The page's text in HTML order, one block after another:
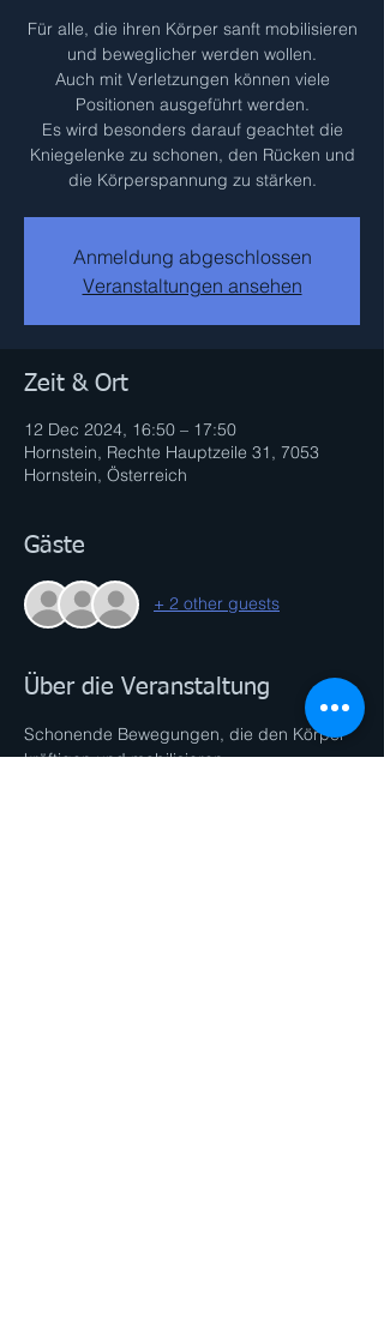
Für alle, die ihren Körper sanft mobilisieren
und beweglicher werden wollen.
Auch mit Verletzungen können viele
Positionen ausgeführt werden.
Es wird besonders darauf geachtet die
Kniegelenke zu schonen, den Rücken und
die Körperspannung zu stärken.
Anmeldung abgeschlossen
Veranstaltungen ansehen
Zeit & Ort
12 Dec 2024, 16:50 – 17:50
Hornstein, Rechte Hauptzeile 31, 7053
Hornstein, Österreich
Gäste
+ 2 other guests
Über die Veranstaltung
Schonende Bewegungen, die den Körper
kräftigen und mobilisieren.